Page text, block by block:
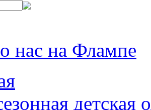
нас на Флампе
детская